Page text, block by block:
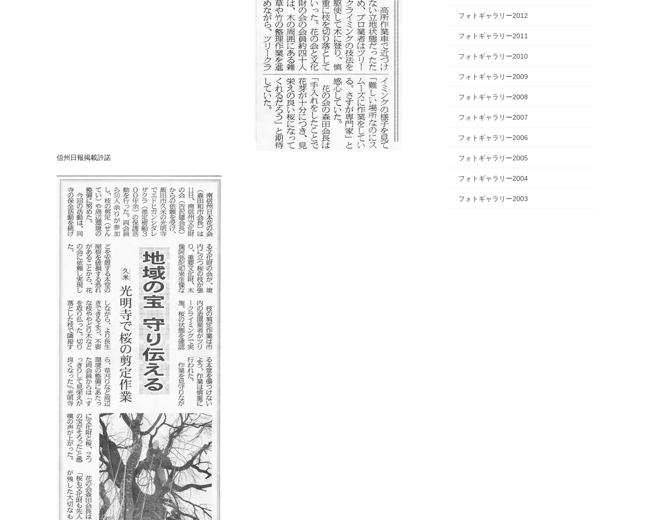
信州日報掲載許諾
フォトギャラリー2012
フォトギャラリー2011
フォトギャラリー2010
フォトギャラリー2009
フォトギャラリー2008
フォトギャラリー2007
フォトギャラリー2006
フォトギャラリー2005
フォトギャラリー2004
フォトギャラリー2003